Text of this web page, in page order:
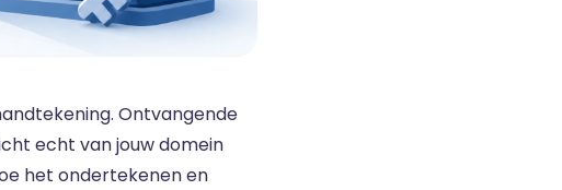
Ontvangende
echt van jouw domein
het ondertekenen en